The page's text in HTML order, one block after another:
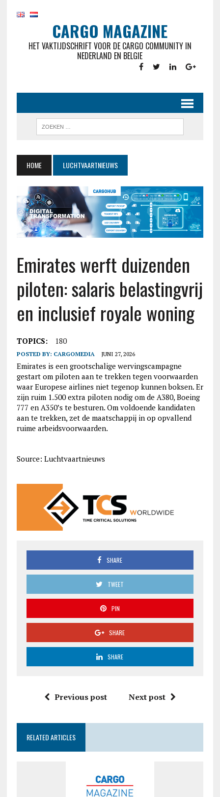
CARGO MAGAZINE
HET VAKTIJDSCHRIFT VOOR DE CARGO COMMUNITY IN
NEDERLAND EN BELGIE
HOME LUCHTVAARTNIEUWS
Emirates werft duizenden
piloten: salaris belastingvrij
en inclusief royale woning
TOPICS: 180
POSTED BY: CARGOMEDIA JUNI 27, 2026
Emirates is een grootschalige wervingscampagne
gestart om piloten aan te trekken tegen voorwaarden
waar Europese airlines niet tegenop kunnen boksen. Er
zijn ruim 1.500 extra piloten nodig om de A380, Boeing
777 en A350’s te besturen. Om voldoende kandidaten
aan te trekken, zet de maatschappij in op opvallend
ruime arbeidsvoorwaarden.
Source: Luchtvaartnieuws
SHARE
TWEET
PIN
SHARE
SHARE
Previous post Next post
RELATED ARTICLES